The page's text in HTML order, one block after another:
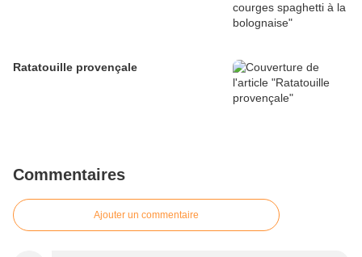
Ratatouille provençale
Commentaires
Ajouter un commentaire